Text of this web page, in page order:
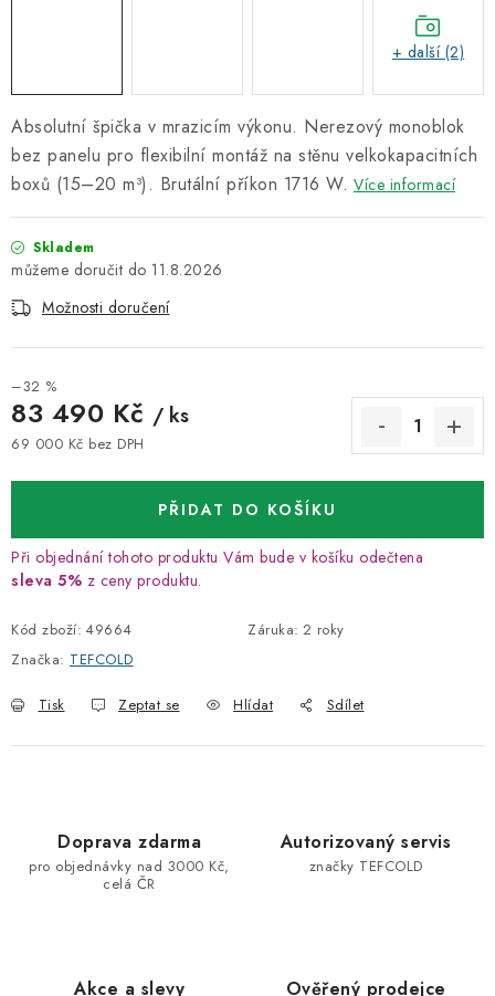
Absolutní špička v mrazicím výkonu. Nerezový monoblok
bez panelu pro flexibilní montáž na stěnu velkokapacitních
boxů (15–20 m³). Brutální příkon 1716 W. Více informací
Skladem
11.8.2026
Možnosti doručení
–32 %
83 490 Kč / ks
69 000 Kč bez DPH
PŘIDAT DO KOŠÍKU
Při objednání tohoto produktu Vám bude v košíku odečtena
sleva 5% z ceny produktu.
Kód zboží: 49664 Záruka: 2 roky
Značka: TEFCOLD
Tisk Zeptat se Hlídat Sdílet
+ další (2)
Doprava zdarma
pro objednávky nad 3000 Kč,
celá ČR
Autorizovaný servis
značky TEFCOLD
Akce a slevy Ověřený prodejce